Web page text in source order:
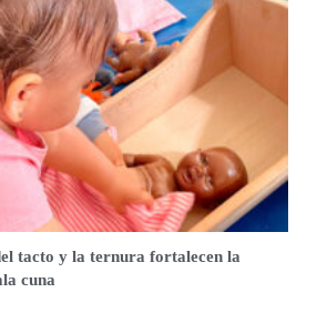
tacto y la ternura fortalecen la
cuna